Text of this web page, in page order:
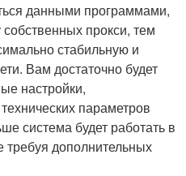
данными программами,
прокси, тем
стабильную и
Вам достаточно будет
настройки,
параметров
система будет работать в
требуя дополнительных